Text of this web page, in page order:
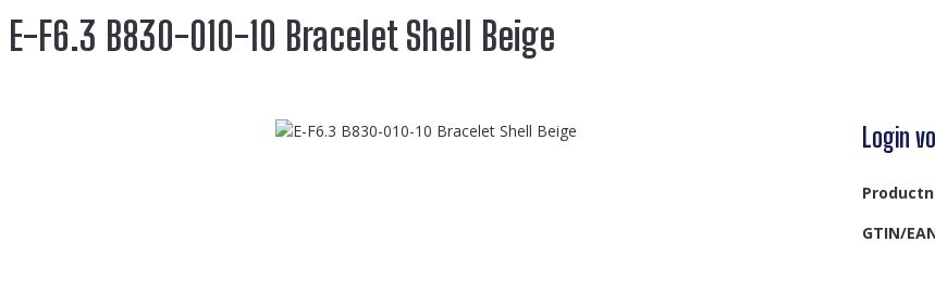
E-F6.3 B830-010-10 Bracelet Shell Beige
Login
GTIN/